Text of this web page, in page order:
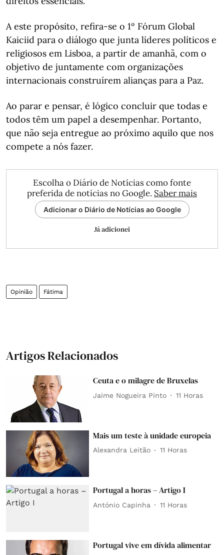
A este propósito, refira-se o 1º Fórum Global
Kaiciid para o diálogo que junta líderes políticos e
religiosos em Lisboa, a partir de amanhã, com o
objetivo de juntamente com organizações
internacionais construírem alianças para a Paz.
Ao parar e pensar, é lógico concluir que todas e
todos têm um papel a desempenhar. Portanto,
que não seja entregue ao próximo aquilo que nos
compete a nós fazer.
Escolha o Diário de Notícias como fonte
preferida de notícias no Google. Saber mais
Adicionar o Diário de Notícias ao Google
Já adicionei
Opinião Fátima
Artigos Relacionados
Ceuta e o milagre de Bruxelas
Jaime Nogueira Pinto 11 Horas
Mais um teste à unidade europeia
Alexandra Leitão 11 Horas
Portugal a horas – Artigo I
António Capinha 11 Horas
Portugal vive em dívida alimentar